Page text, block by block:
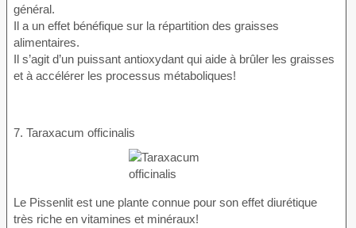
général.
Il a un effet bénéfique sur la répartition des graisses
alimentaires.
Il s’agit d’un puissant antioxydant qui aide à brûler les graisses
et à accélérer les processus métaboliques!
7. Taraxacum officinalis
Le Pissenlit est une plante connue pour son effet diurétique
très riche en vitamines et minéraux!